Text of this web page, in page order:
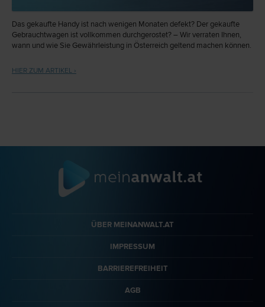
Das gekaufte Handy ist nach wenigen Monaten defekt? Der gekaufte
Gebrauchtwagen ist vollkommen durchgerostet? – Wir verraten Ihnen,
wann und wie Sie Gewährleistung in Österreich geltend machen können.
HIER ZUM ARTIKEL ›
ÜBER MEINANWALT.AT
IMPRESSUM
BARRIEREFREIHEIT
AGB